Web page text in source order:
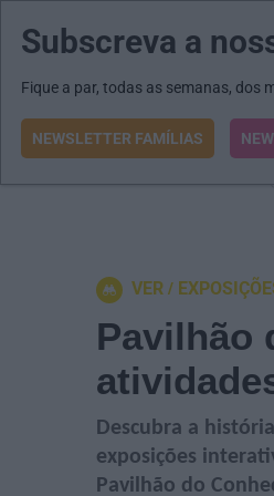
MENU MAIL JORNAIS
VER
Pavilhão
Descubra a
exposições
Pavilhão do
Subscreva a
Fique a par, todas as semanas, dos
NEWSLETTER FAMÍLIAS